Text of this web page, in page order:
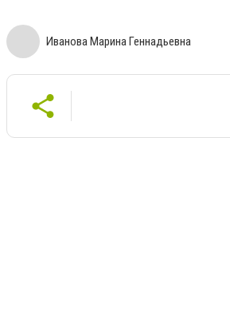
Иванова Марина Геннадьевна